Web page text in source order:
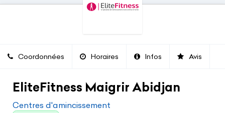
Coordonnées Horaires Infos Avis
EliteFitness Maigrir Abidjan
Centres d'amincissement